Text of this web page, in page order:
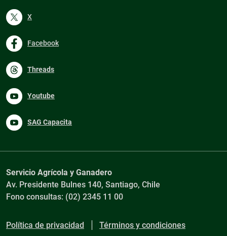
X
Facebook
Threads
Youtube
SAG Capacita
Servicio Agrícola y Ganadero
Av. Presidente Bulnes 140, Santiago, Chile
Fono consultas: (02) 2345 11 00
Política de privacidad Términos y condiciones